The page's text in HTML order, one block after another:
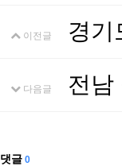
이전글 경기
다음글 전남
댓글 0